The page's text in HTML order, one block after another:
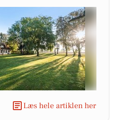
Læs hele artiklen her